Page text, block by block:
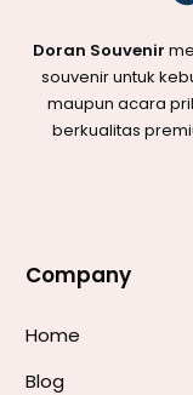
Doran Souvenir
souvenir untuk
maupun acara
berkualitas
Company
Home
Blog